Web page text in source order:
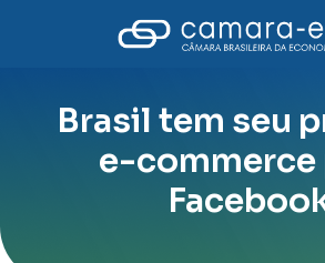
Brasil tem seu
e-commerce